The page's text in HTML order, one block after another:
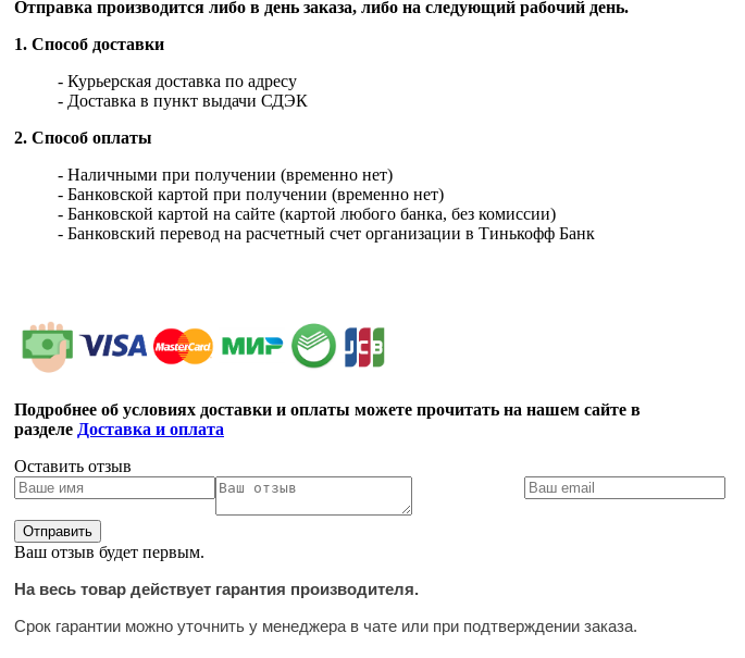
Отправка производится либо в день заказа, либо на следующий рабочий день.
1. Способ доставки
- Курьерская доставка по адресу
- Доставка в пункт выдачи СДЭК
2. Способ оплаты
- Наличными при получении (временно нет)
- Банковской картой при получении (временно нет)
- Банковской картой на сайте (картой любого банка, без комиссии)
- Банковский перевод на расчетный счет организации в Тинькофф Банк
Подробнее об условиях доставки и оплаты можете прочитать на нашем сайте в
разделе Доставка и оплата
Оставить отзыв
Ваш отзыв будет первым.
На весь товар действует гарантия производителя.
Срок гарантии можно уточнить у менеджера в чате или при подтверждении заказа.